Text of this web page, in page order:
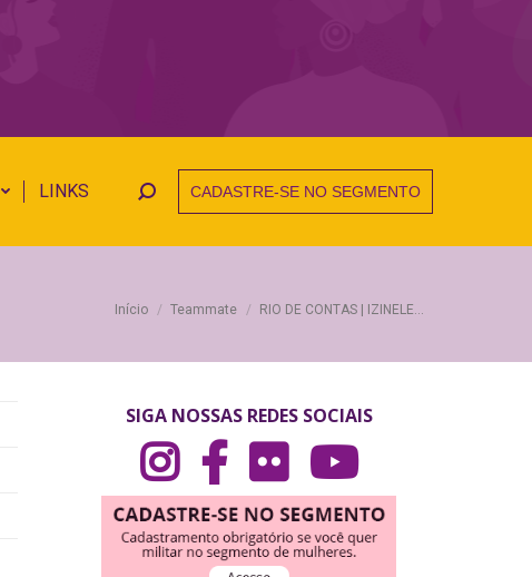
LINKS Search:CADASTRE-SE NO SEGMENTO
Você está aqui:
Início Teammate RIO DE CONTAS | IZINELE…
SIGA NOSSAS REDES SOCIAIS